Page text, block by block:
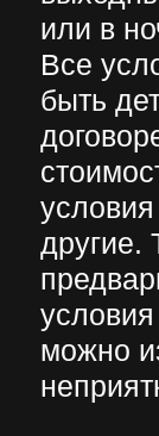
а также
на
устройстве
оставлены
на сайте,
картах.
При
менеджера.
опытными
Важна
компании.
должна